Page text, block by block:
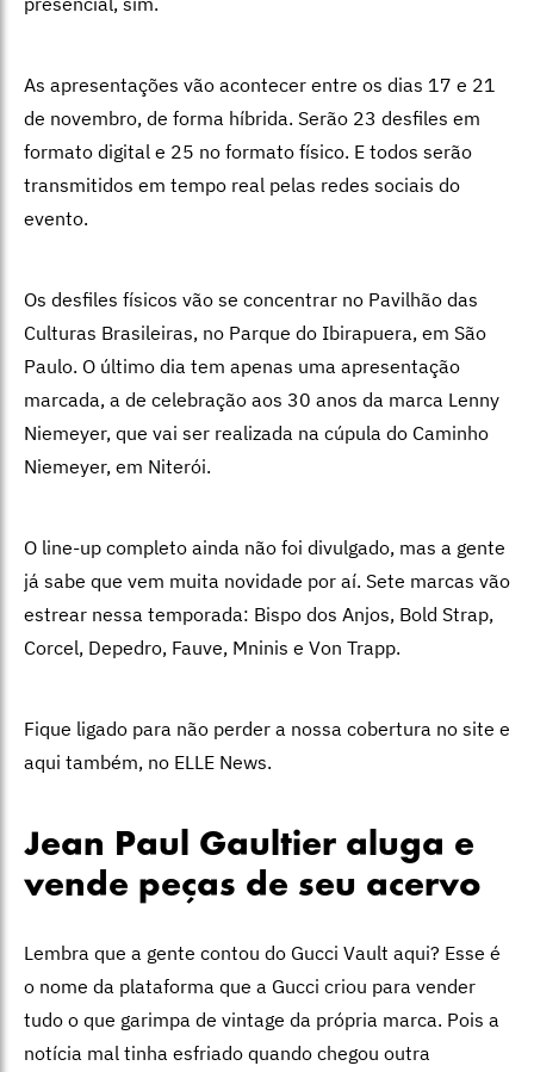
As apresentações vão acontecer entre os dias 17 e 21
de novembro, de forma híbrida. Serão 23 desfiles em
formato digital e 25 no formato físico. E todos serão
transmitidos em tempo real pelas redes sociais do
evento.
Os desfiles físicos vão se concentrar no Pavilhão das
Culturas Brasileiras, no Parque do Ibirapuera, em São
Paulo. O último dia tem apenas uma apresentação
marcada, a de celebração aos 30 anos da marca Lenny
Niemeyer, que vai ser realizada na cúpula do Caminho
Niemeyer, em Niterói.
O line-up completo ainda não foi divulgado, mas a gente
já sabe que vem muita novidade por aí. Sete marcas vão
estrear nessa temporada: Bispo dos Anjos, Bold Strap,
Corcel, Depedro, Fauve, Mninis e Von Trapp.
Fique ligado para não perder a nossa cobertura no site e
aqui também, no ELLE News.
Jean Paul Gaultier aluga e
vende peças de seu acervo
Lembra que a gente contou do Gucci Vault aqui? Esse é
o nome da plataforma que a Gucci criou para vender
tudo o que garimpa de vintage da própria marca. Pois a
notícia mal tinha esfriado quando chegou outra